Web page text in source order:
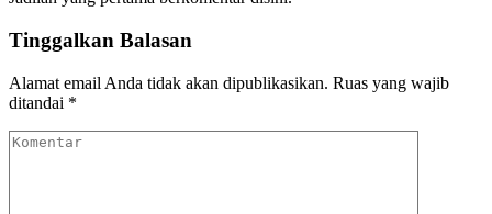
Tinggalkan Balasan
Alamat email Anda tidak akan dipublikasikan. Ruas yang wajib
ditandai *